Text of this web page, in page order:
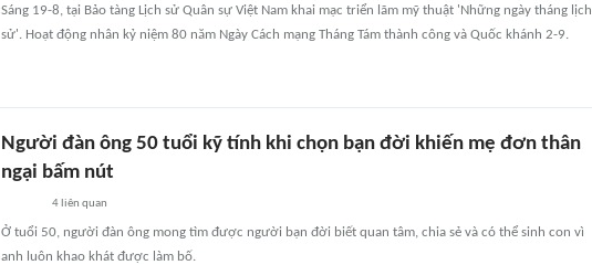
Sáng 19-8, tại Bảo tàng Lịch sử Quân sự Việt Nam khai mạc triển lãm mỹ thuật 'Những ngày tháng lịch
sử'. Hoạt động nhân kỷ niệm 80 năm Ngày Cách mạng Tháng Tám thành công và Quốc khánh 2-9.
Người đàn ông 50 tuổi kỹ tính khi chọn bạn đời khiến mẹ đơn thân
ngại bấm nút
4liên quan
Ở tuổi 50, người đàn ông mong tìm được người bạn đời biết quan tâm, chia sẻ và có thể sinh con vì
anh luôn khao khát được làm bố.